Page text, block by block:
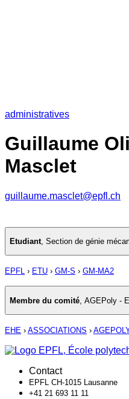
administratives
Guillaume
Masclet
guillaume.masclet@epfl.ch
Etudiant, Section de génie
EPFL › ETU › GM-S › GM-MA2
Membre du comité AGEPoly -
EHE › ASSOCIATIONS ›
Contact
EPFL CH-1015 Lausanne
+41 21 693 11 11